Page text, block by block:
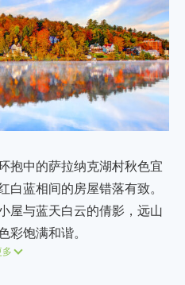
抱中的萨拉纳克湖村秋色宜
白蓝相间的房屋错落有致。
屋与蓝天白云的倩影，远山
彩饱满和谐。
多